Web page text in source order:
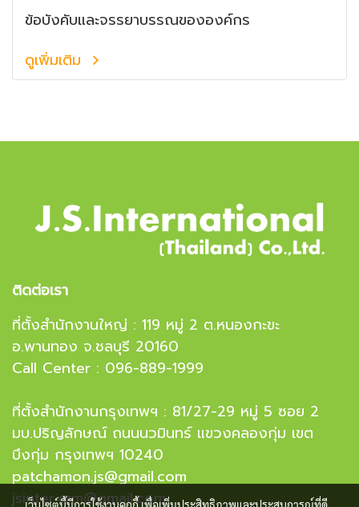
ข้อบังคับและจรรยาบรรณขององค์กร
ดูเพิ่มเติม
ติดต่อเรา
ที่ตั้งสำนักงานใหญ่ : 119 หมู่ 2 ต.หนองกะขะ
อ.พานทอง จ.ชลบุรี 20160
Call Center : 096-889-1999
ที่ตั้งสำนักงานกรุงเทพฯ : 81/27-29 หมู่ 5 ซอย 2
มบ.ปริญลักษณ์ ถนนนวมินทร์ แขวงคลองกุ่ม เขต
บึงกุ่ม กรุงเทพฯ 10240
patchamon.js@gmail.com
jsinter.crm@gmail.com